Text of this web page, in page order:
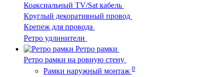
Коаксиальный TV/Sat кабель
Круглый декоративный провод
Крепеж для провода
Ретро удлинители
Ретро рамки
Ретро рамки на ровную стену
Рамки наружный монтаж 0